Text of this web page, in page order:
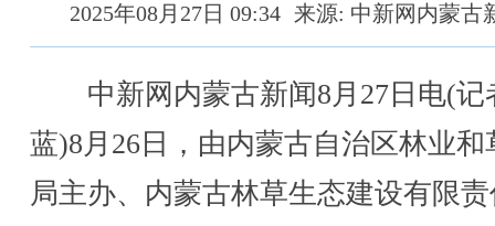
2025年08月27日 09:34 来源: 中新网内蒙古
中新网内蒙古新闻8月27日电(记
蓝)8月26日，由内蒙古自治区林业和
局主办、内蒙古林草生态建设有限